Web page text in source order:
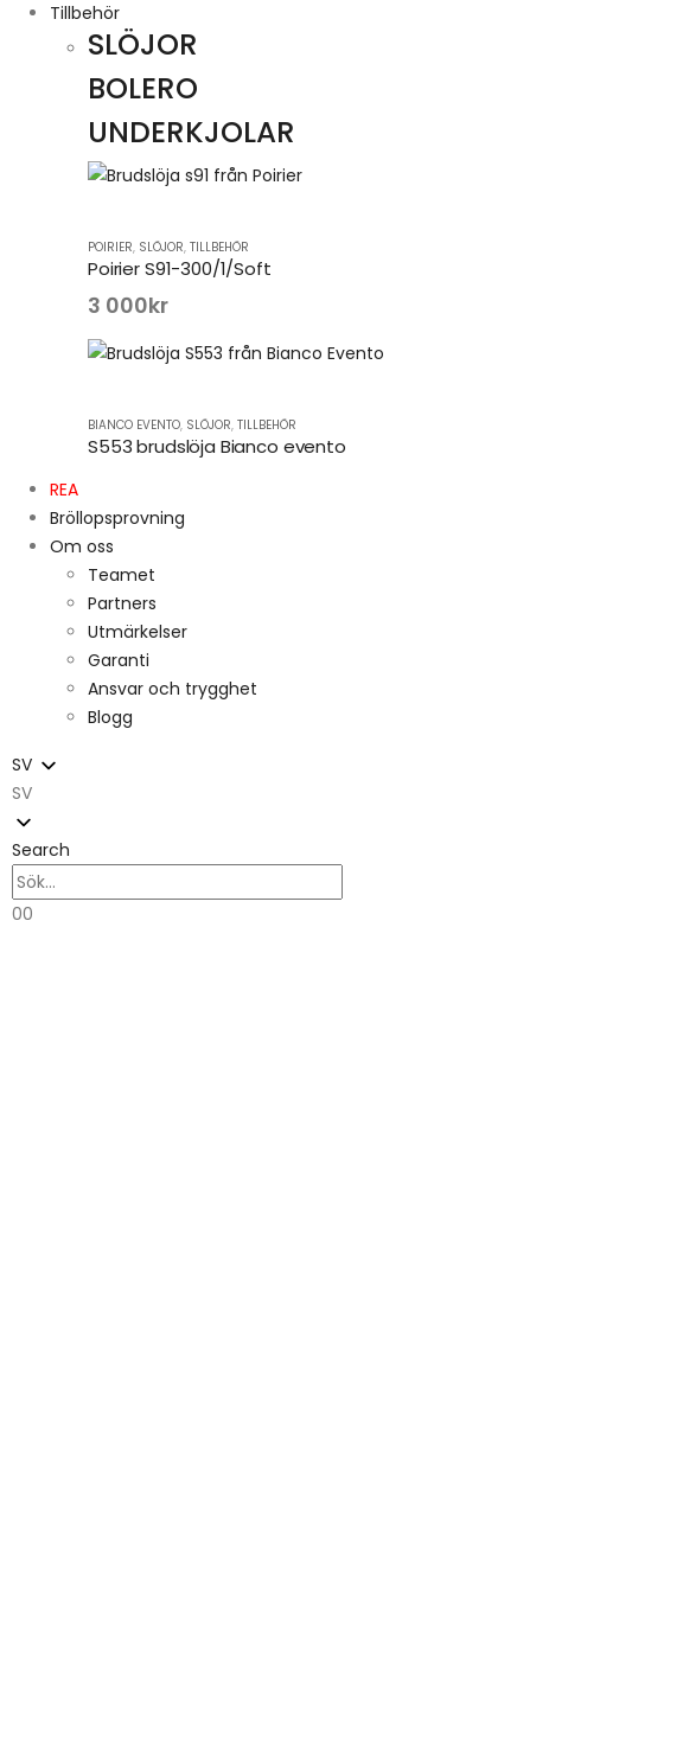
Tillbehör
SLÖJOR
BOLERO
UNDERKJOLAR
POIRIER, SLÖJOR, TILLBEHÖR
Poirier S91-300/1/Soft
3 000kr
BIANCO EVENTO, SLÖJOR, TILLBEHÖR
S553 brudslöja Bianco evento
REA
Bröllopsprovning
Om oss
Teamet
Partners
Utmärkelser
Garanti
Ansvar och trygghet
Blogg
SV
SV
Search
00